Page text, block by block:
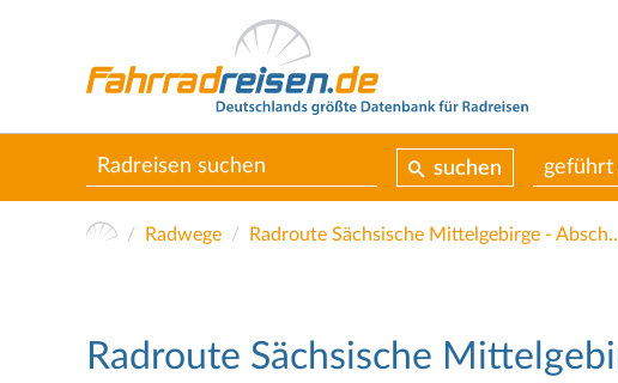
suchen geführt
Radwege Radroute Sächsische
Radroute Sächsische